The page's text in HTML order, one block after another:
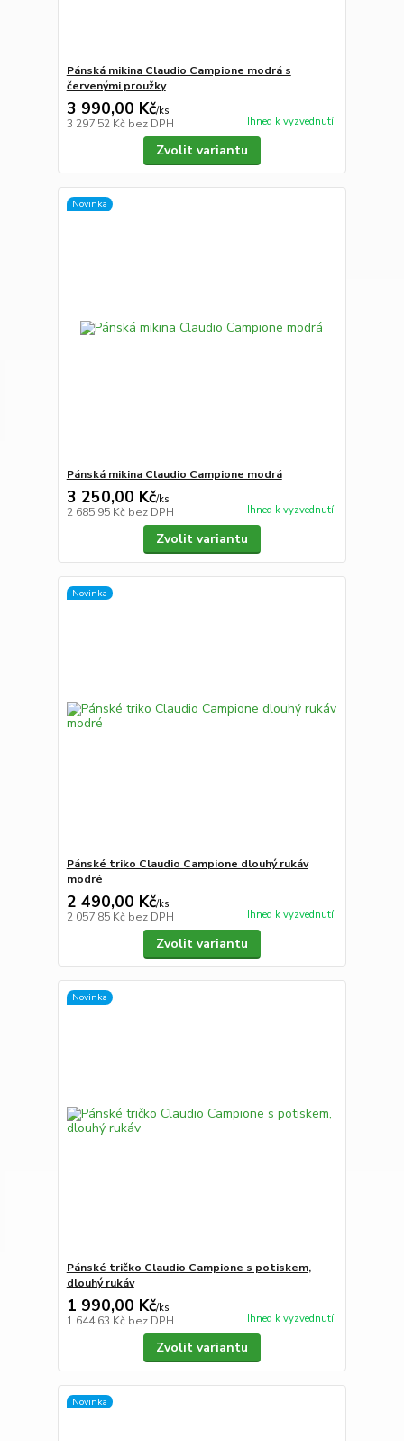
Pánská mikina Claudio Campione modrá s
červenými proužky
3 990,00 Kč/ks
3 297,52 Kč bez DPH Ihned k vyzvednutí
Zvolit variantu
Novinka
Pánská mikina Claudio Campione modrá
3 250,00 Kč/ks
2 685,95 Kč bez DPH Ihned k vyzvednutí
Zvolit variantu
Novinka
Pánské triko Claudio Campione dlouhý rukáv
modré
2 490,00 Kč/ks
2 057,85 Kč bez DPH Ihned k vyzvednutí
Zvolit variantu
Novinka
Pánské tričko Claudio Campione s potiskem,
dlouhý rukáv
1 990,00 Kč/ks
1 644,63 Kč bez DPH Ihned k vyzvednutí
Zvolit variantu
Novinka